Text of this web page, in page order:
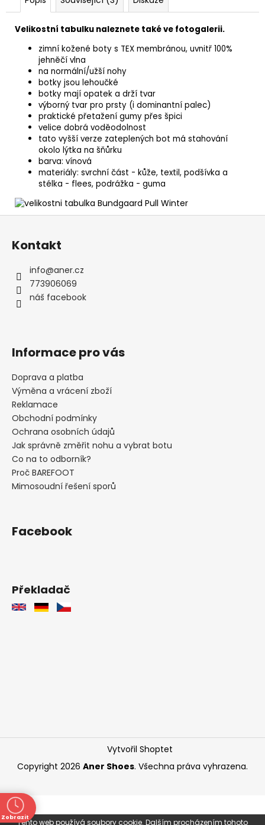
Tento web používá soubory cookie. Dalším procházením tohoto
Velikostní tabulku naleznete také ve fotogalerii.
zimní kožené boty s TEX membránou, uvnitř 100%
jehněčí vlna
na normální/užší nohy
botky jsou lehoučké
botky mají opatek a drží tvar
výborný tvar pro prsty (i dominantní palec)
praktické přetažení gumy přes špici
velice dobrá voděodolnost
tato vyšší verze zateplených bot má stahování
okolo lýtka na šňůrku
barva: vínová
materiály: svrchní část - kůže, textil, podšívka a
stélka - flees, podrážka - guma
Kontakt
info@aner.cz
773906069
náš facebook
Informace pro vás
Doprava a platba
Výměna a vrácení zboží
Reklamace
Obchodní podmínky
Ochrana osobních údajů
Jak správně změřit nohu a vybrat botu
Co na to odborník?
Proč BAREFOOT
Mimosoudní řešení sporů
Facebook
Překladač
Vytvořil Shoptet
Copyright 2026 Aner Shoes. Všechna práva vyhrazena.
Zobrazit